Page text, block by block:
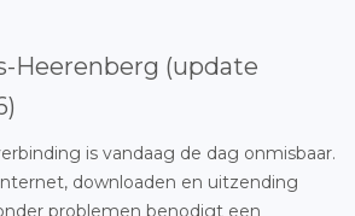
Heerenberg (update
is vandaag de dag onmisbaar.
downloaden en uitzending
problemen benodigt een